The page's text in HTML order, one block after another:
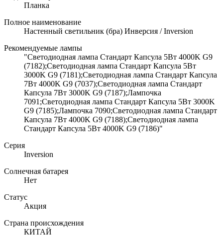
Планка
Полное наименование
Настенный светильник (бра) Инверсия / Inversion
Рекомендуемые лампы
"Светодиодная лампа Стандарт Капсула 5Вт 4000K G9
(7182);Светодиодная лампа Стандарт Капсула 5Вт
3000K G9 (7181);Светодиодная лампа Стандарт Капсула
7Вт 4000K G9 (7037);Светодиодная лампа Стандарт
Капсула 7Вт 3000K G9 (7187);Лампочка
7091;Светодиодная лампа Стандарт Капсула 5Вт 3000K
G9 (7185);Лампочка 7090;Светодиодная лампа Стандарт
Капсула 7Вт 4000K G9 (7188);Светодиодная лампа
Стандарт Капсула 5Вт 4000K G9 (7186)"
Серия
Inversion
Солнечная батарея
Нет
Статус
Акция
Страна происхождения
КИТАЙ